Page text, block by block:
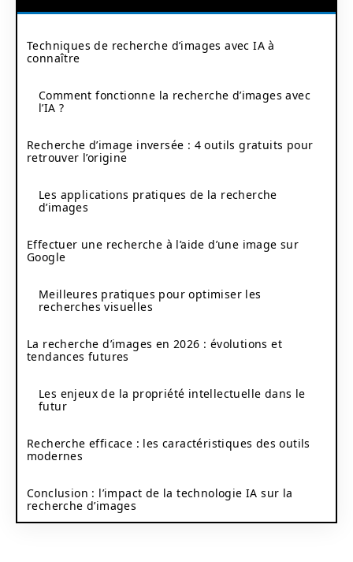
Techniques de recherche d’images avec IA à
connaître
Comment fonctionne la recherche d’images avec
l’IA ?
Recherche d’image inversée : 4 outils gratuits pour
retrouver l’origine
Les applications pratiques de la recherche
d’images
Effectuer une recherche à l’aide d’une image sur
Google
Meilleures pratiques pour optimiser les
recherches visuelles
La recherche d’images en 2026 : évolutions et
tendances futures
Les enjeux de la propriété intellectuelle dans le
futur
Recherche efficace : les caractéristiques des outils
modernes
Conclusion : l’impact de la technologie IA sur la
recherche d’images